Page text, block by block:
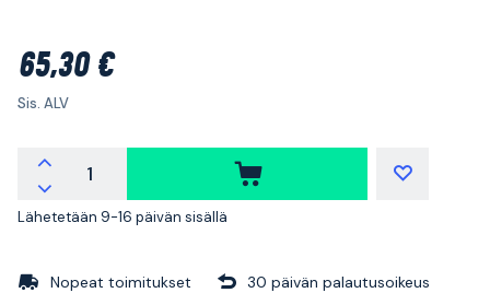
65,30 €
Sis. ALV
Lähetetään 9-16 päivän sisällä
Nopeat toimitukset 30 päivän palautusoikeus